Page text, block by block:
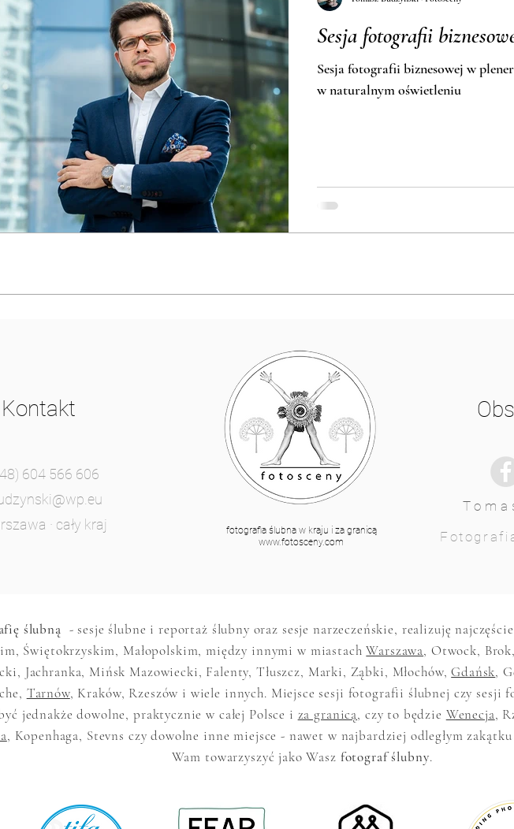
Sesja fotografii
Sesja fotografii biznesowej w
w naturalnym oświetleniu
Kontakt
604 566 606
· cały kraj
fotografia ślubna w kraju i za granicą
www.fotosceny.com
ślubną - sesje ślubne i reportaż ślubny oraz sesje narzeczeńskie, realizuję
Świętokrzyskim, Małopolskim, między innymi w miastachWarszawa, Otwock,
Jachranka, Mińsk Mazowiecki, Falenty, Tłuszcz, Marki, Ząbki, Młochów,Gdańsk,
Tarnów, Kraków, Rzeszów i wiele innych. Miejsce sesji fotografii ślubnej czy sesji
jednakże dowolne, praktycznie w całej Polsce i za granicą, czy to będzie Wenecja,
, Kopenhaga, Stevns czy dowolne inne miejsce - nawet w najbardziej odległym
Wam towarzyszyć jako Wasz fotograf ślubny.